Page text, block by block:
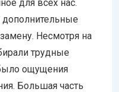
для всех нас.
дополнительные
Несмотря на
трудные
ощущения
Большая часть